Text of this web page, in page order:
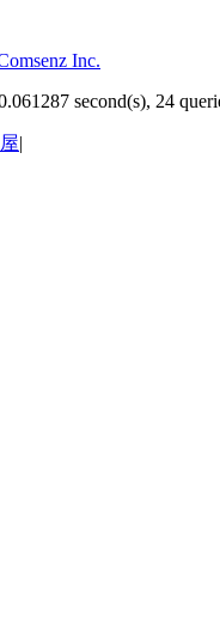
Inc.
second(s), 24
|